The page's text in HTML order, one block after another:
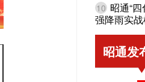
10 昭通“
强降雨实
昭通发